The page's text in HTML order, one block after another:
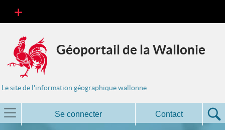
Géoportail de la Wallonie
Le site de l'information géographique wallonne
Se connecter Contact